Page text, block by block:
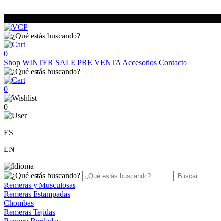
0
Shop WINTER SALE PRE VENTA Accesorios Contacto
0
0
ES
EN
Remeras y Musculosas
Remeras Estampadas
Chombas
Remeras Tejidas